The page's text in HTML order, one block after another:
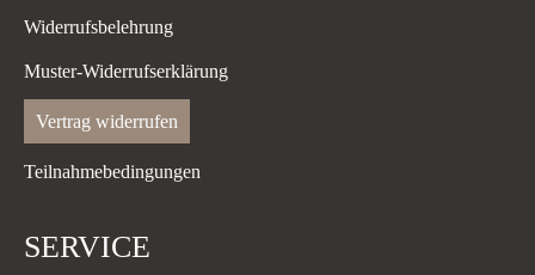
Widerrufsbelehrung
Muster-Widerrufserklärung
Vertrag widerrufen
Teilnahmebedingungen
SERVICE